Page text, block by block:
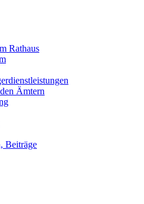
Rathaus
Ämtern
Beiträge